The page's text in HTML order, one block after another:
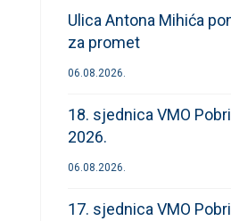
Ulica Antona Mihića
za promet
06.08.2026.
18. sjednica VMO
2026.
06.08.2026.
17. sjednica VMO